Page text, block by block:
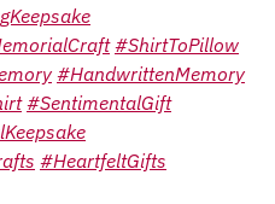
#ShirtToPillow
#HandwrittenMemory
#SentimentalGift
#HeartfeltGifts